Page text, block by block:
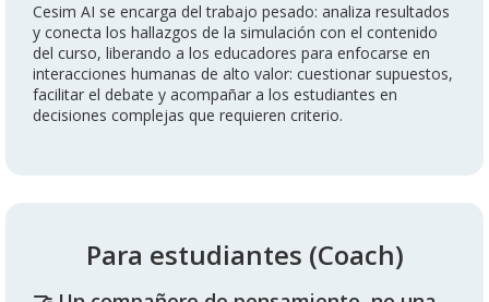
Cesim AI se encarga del trabajo pesado: analiza resultados
y conecta los hallazgos de la simulación con el contenido
del curso, liberando a los educadores para enfocarse en
interacciones humanas de alto valor: cuestionar supuestos,
facilitar el debate y acompañar a los estudiantes en
decisiones complejas que requieren criterio.
Para estudiantes (Coach)